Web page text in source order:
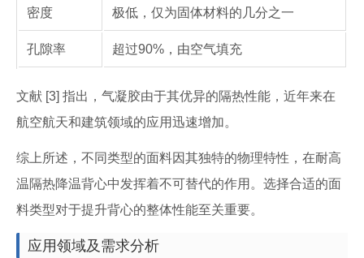
密度 极低，仅为固体材料的几分之一
孔隙率 超过90%，由空气填充
文献 [3] 指出，气凝胶由于其优异的隔热性能，近年来在
航空航天和建筑领域的应用迅速增加。
综上所述，不同类型的面料因其独特的物理特性，在耐高
温隔热降温背心中发挥着不可替代的作用。选择合适的面
料类型对于提升背心的整体性能至关重要。
应用领域及需求分析